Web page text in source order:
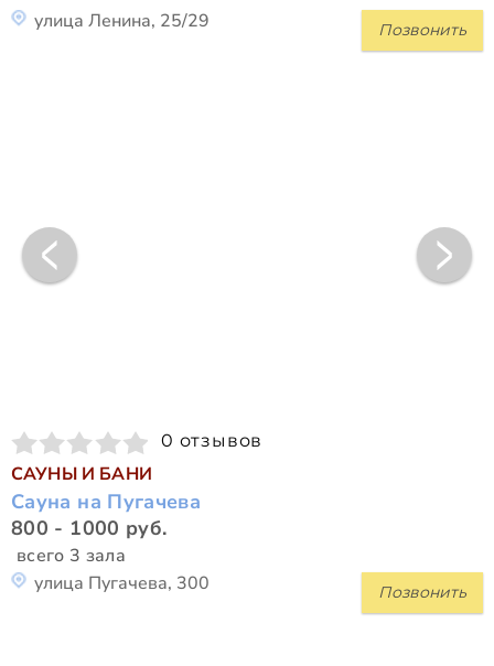
Позвонить
улица Ленина, 25/29
0 отзывов
САУНЫ И БАНИ
Сауна на Пугачева
800 - 1000 руб.
всего 3 зала
Позвонить
улица Пугачева, 300